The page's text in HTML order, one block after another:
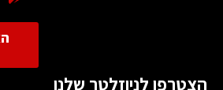
הצטרפו לניוזלטר שלנו